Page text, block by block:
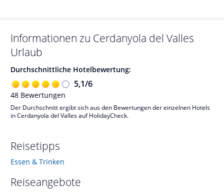
Informationen zu Cerdanyola del Valles
Urlaub
Durchschnittliche Hotelbewertung:
5,1/6
48 Bewertungen
Der Durchschnitt ergibt sich aus den Bewertungen der einzelnen Hotels
in Cerdanyola del Valles auf HolidayCheck.
Reisetipps
Essen & Trinken
Reiseangebote